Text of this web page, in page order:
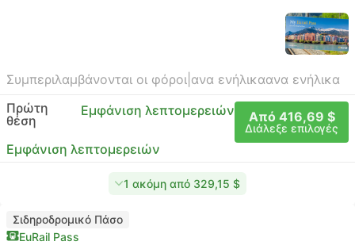
Συμπεριλαμβάνονται οι φόροι ανα ενήλικαανα ενήλικα
Πρώτη
θέση
Εμφάνιση λεπτομερειών Από 416,69 $
Διάλεξε επιλογές
Εμφάνιση λεπτομερειών
1 ακόμη από 329,15 $
Σιδηροδρομικό Πάσο
EuRail Pass